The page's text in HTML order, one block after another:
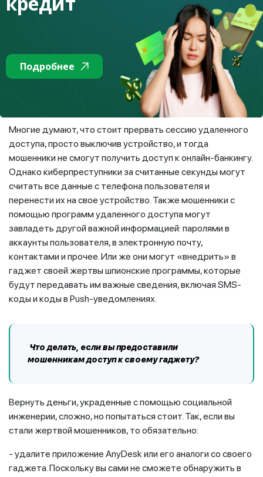
Еще одна популярная программа для удаленного
доступа, мониторинга и поддержки пользователей –
TeamViewer, которая работает по одинаковому с
AnyDesk принципу. После установки утилиты жертва
передает мошенникам свой ID, дает согласие на
подключение, и злоумышленники получают доступ к
устройству пользователя по удаленным каналам связи.
Многие думают, что стоит прервать сессию удаленного
доступа, просто выключив устройство, и тогда
мошенники не смогут получить доступ к онлайн-банкингу.
Однако киберпреступники за считанные секунды могут
считать все данные с телефона пользователя и
перенести их на свое устройство. Также мошенники с
помощью программ удаленного доступа могут
завладеть другой важной информацией: паролями в
аккаунты пользователя, в электронную почту,
контактами и прочее. Или же они могут «внедрить» в
гаджет своей жертвы шпионские программы, которые
будут передавать им важные сведения, включая SMS-
коды и коды в Push-уведомлениях.
Что делать, если вы предоставили
мошенникам доступ к своему гаджету?
Вернуть деньги, украденные с помощью социальной
инженерии, сложно, но попытаться стоит. Так, если вы
стали жертвой мошенников, то обязательно:
- удалите приложение AnyDesk или его аналоги со своего
гаджета. Поскольку вы сами не сможете обнаружить в
Подробнее